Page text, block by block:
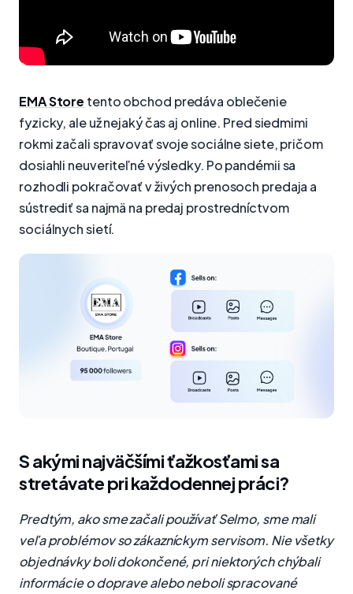
EMA Store tento obchod predáva oblečenie
fyzicky, ale už nejaký čas aj online. Pred siedmimi
rokmi začali spravovať svoje sociálne siete, pričom
dosiahli neuveriteľné výsledky. Po pandémii sa
rozhodli pokračovať v živých prenosoch predaja a
sústrediť sa najmä na predaj prostredníctvom
sociálnych sietí.
S akými najväčšími ťažkosťami sa
stretávate pri každodennej práci?
Predtým, ako sme začali používať Selmo, sme mali
veľa problémov so zákazníckym servisom. Nie všetky
objednávky boli dokončené, pri niektorých chýbali
informácie o doprave alebo neboli spracované